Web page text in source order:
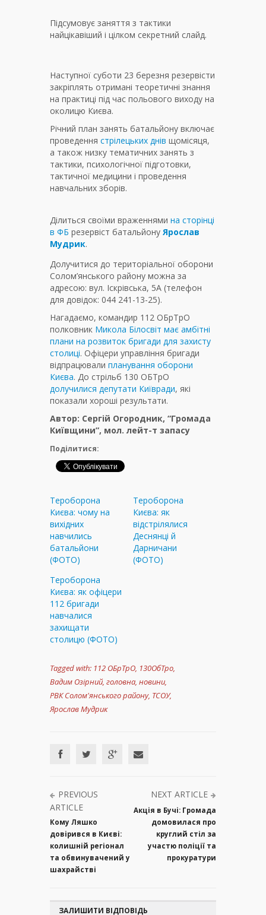
Підсумовує заняття з тактики
найцікавіший і цілком секретний слайд.
Наступної суботи 23 березня резервісти
закріплять отримані теоретичні знання
на практиці під час польового виходу на
околицю Києва.
Річний план занять батальйону включає
проведення стрілецьких днів щомісяця,
а також низку тематичних занять з
тактики, психологічної підготовки,
тактичної медицини і проведення
навчальних зборів.
Ділиться своїми враженнями на сторінці
в ФБ резервіст батальйону Ярослав
Мудрик.
Долучитися до територіальної оборони
Солом’янського району можна за
адресою: вул. Іскрівська, 5А (телефон
для довідок: 044 241-13-25).
Нагадаємо, командир 112 ОБрТрО
полковник Микола Білосвіт має амбітні
плани на розвиток бригади для захисту
столиці. Офіцери управління бригади
відпрацювали планування оборони
Києва. До стрільб 130 ОБТрО
долучилися депутати Київради, які
показали хороші результати.
Автор: Сергій Огородник, “Громада
Київщини”, мол. лейт-т запасу
Поділитися:
Тероборона
Києва: чому на
вихідних
навчились
батальйони
(ФОТО)
Тероборона
Києва: як
відстрілялися
Деснянці й
Дарничани
(ФОТО)
Тероборона
Києва: як офіцери
112 бригади
навчалися
захищати
столицю (ФОТО)
Tagged with: 112 ОБрТрО, 130ОбТро,
Вадим Озірний, головна, новини,
РВК Солом'янського району, ТСОУ,
Ярослав Мудрик
PREVIOUS
ARTICLE
Кому Ляшко
довірився в Києві:
колишній регіонал
та обвинувачений у
шахрайстві
NEXT ARTICLE
Акція в Бучі: Громада
домовилася про
круглий стіл за
участю поліції та
прокуратури
ЗАЛИШИТИ ВІДПОВІДЬ